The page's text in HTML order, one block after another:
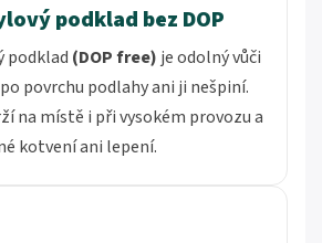
podklad bez DOP
podklad (DOP free) je odolný vůči
povrchu podlahy ani ji nešpiní.
na místě i při vysokém provozu a
kotvení ani lepení.